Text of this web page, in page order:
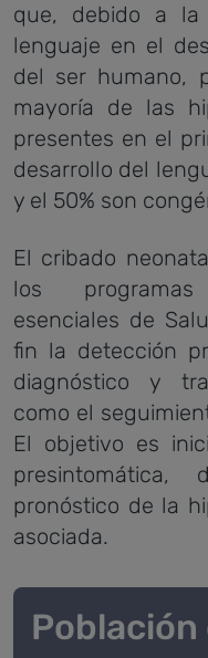
que, debido a la
lenguaje en el
del ser humano,
mayoría de las
presentes en el
desarrollo del
y el 50% son
El cribado
los programas
esenciales de
fin la detección
diagnóstico y
como el
El objetivo es
pronóstico de la
asociada.
Población